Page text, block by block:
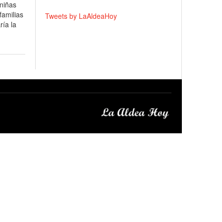
la
Tweets by LaAldeaHoy